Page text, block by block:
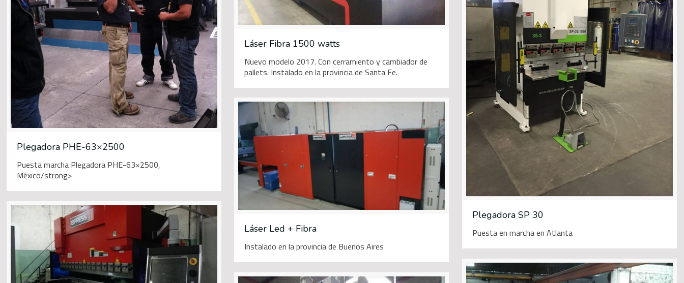
Láser Fibra 1500 watts
Nuevo modelo 2017. Con cerramiento y cambiador de
pallets. Instalado en la provincia de Santa Fe.
Plegadora PHE-63×2500
Puesta marcha Plegadora PHE-63×2500,
México/strong>
Plegadora SP 30
Puesta en marcha en Atlanta
Láser Led + Fibra
Instalado en la provincia de Buenos Aires